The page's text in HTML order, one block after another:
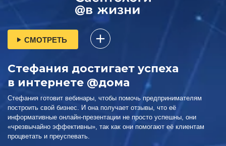
СМОТРЕТЬ
Стефания достигает успеха
в интернете @дома
Стефания готовит вебинары, чтобы помочь предпринимателям
построить свой бизнес. И она получает отзывы, что её
информативные онлайн-презентации не просто успешны, они
«чрезвычайно эффективны», так как они помогают её клиентам
процветать и преуспевать.